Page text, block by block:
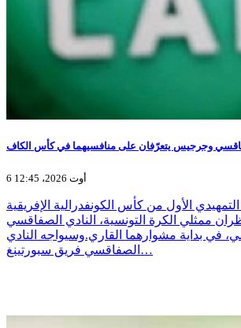
6 أوت 2026، 12:45
الأول من كأس الكونفدرالية الإفريقية
ممثلي الكرة التونسية، النادي الصفاقسي
في بداية مشوارهما القاري.وسيواجه النادي
الصفاقسي فريق سبورتينغ…